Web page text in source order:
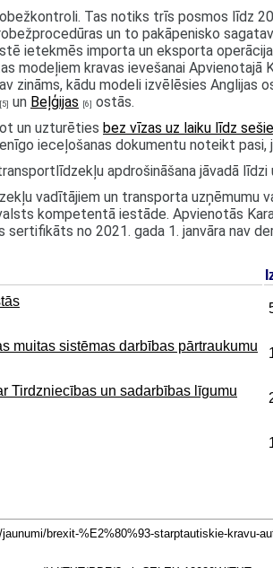
Tas notiks trīs posmos līdz
un to pakāpenisko
ietekmēs importa un eksporta
modeļiem kravas ievešanai Apvienotajā
zināms, kādu modeli izvēlēsies Anglijas
[5] un Beļģijas [6] ostās.
un uzturēties bez vīzas uz laiku līdz
ieceļošanas dokumentu noteikt
apdrošināšana jāvadā
vadītājiem un transporta
kompetentā iestāde. Apvienotās
no 2021. gada 1. janvāra nav
muitas sistēmas darbības pārtraukumu
Tirdzniecības un sadarbības līgumu
brexit-%E2%80%93-starptautiskie-kravu-